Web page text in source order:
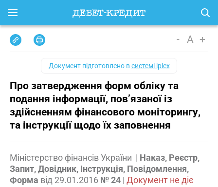
- A +
Документ підготовлено всистемі iplex
Про затвердження форм обліку та
подання інформації, пов’язаної із
здійсненням фінансового моніторингу,
та інструкції щодо їх заповнення
Міністерство фінансів України | Наказ, Реєстр,
Запит, Довідник, Інструкція, Повідомлення,
Форма від 29.01.2016 № 24 | Документ не діє